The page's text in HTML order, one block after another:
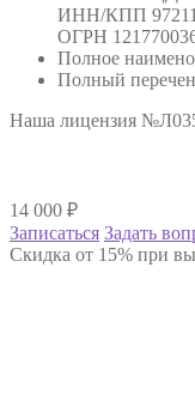
ИНН/КПП
ОГРН
Полное
Полный
Наша лицензия
14 000 ₽
Записаться Задать
Скидка от 15% при